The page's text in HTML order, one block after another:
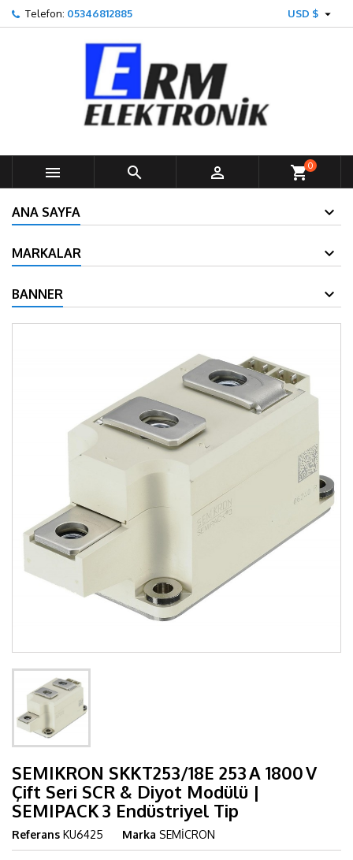
Telefon: 05346812885 USD $ 
   shopping_cart0
ANA SAYFA
MARKALAR
BANNER
SEMIKRON SKKT253/18E 253 A 1800 V
Çift Seri SCR & Diyot Modülü |
SEMIPACK 3 Endüstriyel Tip
Referans KU6425 Marka SEMİCRON